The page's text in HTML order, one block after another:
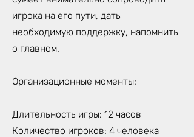
игрока на его пути, дать
необходимую поддержку, напомнить
о главном.
Организационные моменты:
Длительность игры: 12 часов
Количество игроков: 4 человека